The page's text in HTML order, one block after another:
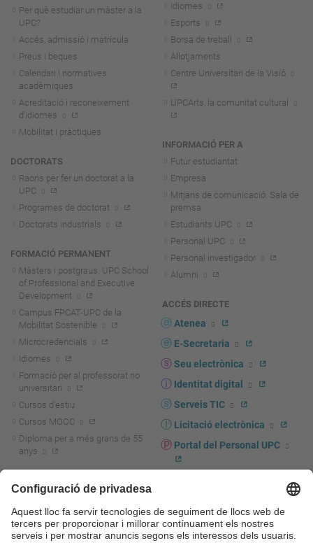
Per què estudiar un màster a la
UPC?
Accés, admissió i matrícula
Preus i beques
Calendari i normatives
acadèmiques
Acreditació i reconeixement
d'idiomes
Mobilitat i pràctiques
DOCTORATS
Raons per fer un doctorat a la
UPC
Programes de doctorat
Doctorats industrials
FORMACIÓ PERMANENT
Màsters i postgraus. UPC School
of Professional and Executive
Development
Campus FPCAT-UPC de la
Mobilitat Sostenible
Microcredencials
Idiomes
Formació per al professorat no
universitari
Cursos d'estiu
Cursos MOOC
Diploma per a més grans de 55
anys
Actualitat R+D+I
La recerca a la UPC
La transferència, l'emprenedoria i
Idiomes
Esports
Borsa de treball
Allotjaments
Centre Universitari de la Visió
UPCArts, la comunitat cultural
INFORMACIÓ PER A
Futur estudiantat
Empresa
Mitjans de comunicació. Sala de
premsa
Estudiants UPC
Personal UPC
Personal investigador
Alumni
ACCÉS DIRECTE
Atenea
E-Secretaria
Seu electrònica
Identitat digital
Serveis TIC
Licitació electrònica
Portal del Personal UPC
UPCshop, marxandatge